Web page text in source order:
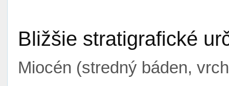
Bližšie stratigrafické
Miocén (stredný báden,